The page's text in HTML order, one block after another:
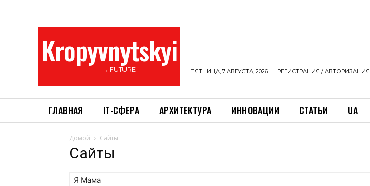
Kropyvnytskyi
———→ FUTURE ПЯТНИЦА, 7 АВГУСТА, 2026 РЕГИСТРАЦИЯ / АВТОРИЗАЦИЯ
ГЛАВНАЯ ІТ-СФЕРА АРХИТЕКТУРА ИННОВАЦИИ СТАТЬИ UA
Домой Сайты
Сайты
Я Мама